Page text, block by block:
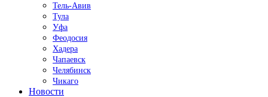
Тель-Авив
Тула
Уфа
Феодосия
Хадера
Чапаевск
Челябинск
Чикаго
Новости